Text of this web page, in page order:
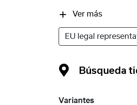
Variantes
Búsqueda
Ver más
EU legal